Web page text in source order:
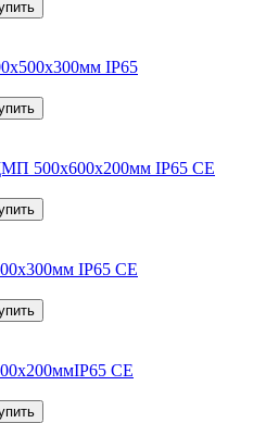
IP65
500х600х200мм IP65 CE
IP65 CE
CE